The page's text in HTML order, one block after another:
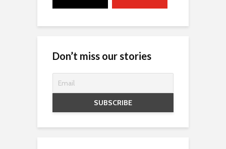
Don’t miss our stories